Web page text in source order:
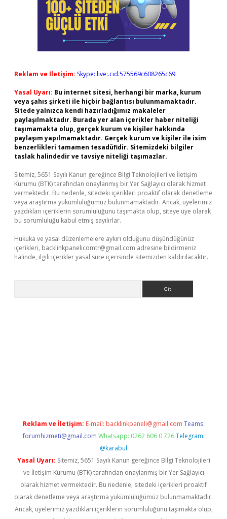
Reklam ve İletişim: Skype: live:.cid.575569c608265c69
Yasal Uyarı: Bu internet sitesi, herhangi bir marka, kurum
veya şahıs şirketi ile hiçbir bağlantısı bulunmamaktadır.
Sitede yalnızca kendi hazırladığımız makaleler
paylaşılmaktadır. Burada yer alan içerikler haber niteliği
taşımamakta olup, gerçek kurum ve kişiler hakkında
paylaşım yapılmamaktadır. Gerçek kurum ve kişiler ile isim
benzerlikleri tamamen tesadüfidir. Sitemizdeki bilgiler
taslak halindedir ve tavsiye niteliği taşımazlar.
Sitemiz, 5651 Sayılı Kanun gereğince Bilgi Teknolojileri ve İletişim
Kurumu (BTK) tarafından onaylanmış bir Yer Sağlayıcı olarak hizmet
vermektedir. Bu nedenle, sitedeki içerikleri proaktif olarak denetleme
veya araştırma yükümlülüğümüz bulunmamaktadır. Ancak, üyelerimiz
yazdıkları içeriklerin sorumluluğunu taşımakta olup, siteye üye olarak
bu sorumluluğu kabul etmiş sayılırlar.
Hukuka ve yasal düzenlemelere aykırı olduğunu düşündüğünüz
içerikleri, backlinkpanelicomtr@gmail.com adresine bildirmeniz
halinde, ilgili içerikler yasal süre içerisinde sitemizden kaldırılacaktır.
Reklam ve İletişim: E-mail: backlinkpaneli@gmail.com Teams:
forumhizmeti@gmail.com Whatsapp: 0262 606 0 726 Telegram:
@karabul
Yasal Uyarı: Sitemiz, 5651 Sayılı Kanun gereğince Bilgi Teknolojileri
ve İletişim Kurumu (BTK) tarafından onaylanmış bir Yer Sağlayıcı
olarak hizmet vermektedir. Bu nedenle, sitedeki içerikleri proaktif
olarak denetleme veya araştırma yükümlülüğümüz bulunmamaktadır.
Ancak, üyelerimiz yazdıkları içeriklerin sorumluluğunu taşımakta olup,